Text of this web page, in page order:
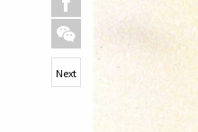
Next